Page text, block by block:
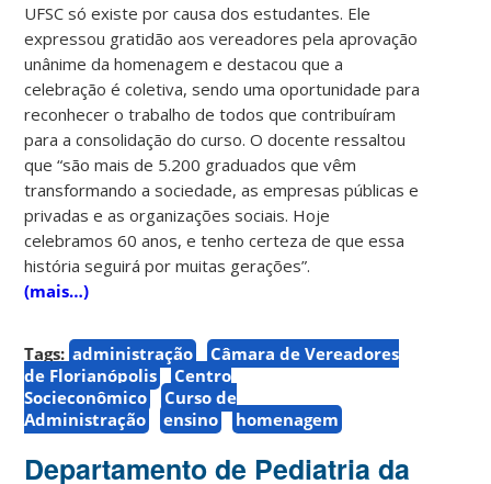
UFSC só existe por causa dos estudantes. Ele
expressou gratidão aos vereadores pela aprovação
unânime da homenagem e destacou que a
celebração é coletiva, sendo uma oportunidade para
reconhecer o trabalho de todos que contribuíram
para a consolidação do curso. O docente ressaltou
que “são mais de 5.200 graduados que vêm
transformando a sociedade, as empresas públicas e
privadas e as organizações sociais. Hoje
celebramos 60 anos, e tenho certeza de que essa
história seguirá por muitas gerações”.
(mais…)
Tags: administração
Câmara de Vereadores
de Florianópolis
Centro
Socieconômico
Curso de
Administração
ensino homenagem
Departamento de Pediatria da